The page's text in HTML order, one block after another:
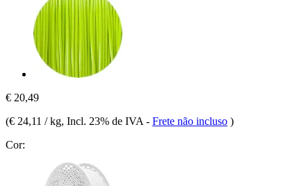
€ 20,49
(€ 24,11 / kg, Incl. 23% de IVA - Frete não incluso )
Cor: